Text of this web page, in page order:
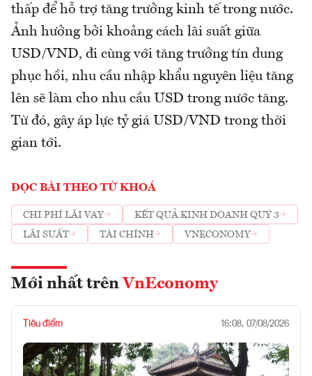
thấp để hỗ trợ tăng trưởng kinh tế trong nước.
Ảnh hưởng bởi khoảng cách lãi suất giữa
USD/VND, đi cùng với tăng trưởng tín dung
phục hồi, nhu cầu nhập khẩu nguyên liệu tăng
lên sẽ làm cho nhu cầu USD trong nước tăng.
Từ đó, gây áp lực tỷ giá USD/VND trong thời
gian tới.
ĐỌC BÀI THEO TỪ KHOÁ
CHI PHÍ LÃI VAY
KẾT QUẢ KINH DOANH QUÝ 3
LÃI SUẤT
TÀI CHÍNH VNECONOMY
Mới nhất trên VnEconomy
Tiêu điểm 16:08, 07/08/2026